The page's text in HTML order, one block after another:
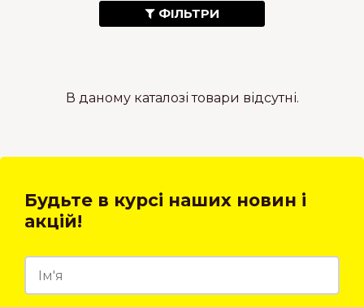
ФІЛЬТРИ
В даному каталозі товари відсутні.
Будьте в курсі наших новин і
акцій!